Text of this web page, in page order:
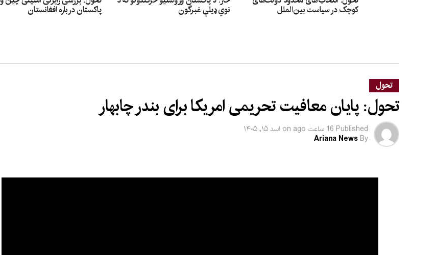
کوچک در سیاست بین‌الملل نوي ډیلي غبرگون پاکستان درباره افغانستان
تحول
تحول: پایان معافیت تحریمی امریکا برای بندر چابهار
Published 16 ساعت ago on اسد ۱۵, ۱۴۰۵
By
Ariana News